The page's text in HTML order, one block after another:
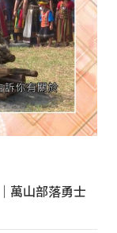
萬山部落勇士